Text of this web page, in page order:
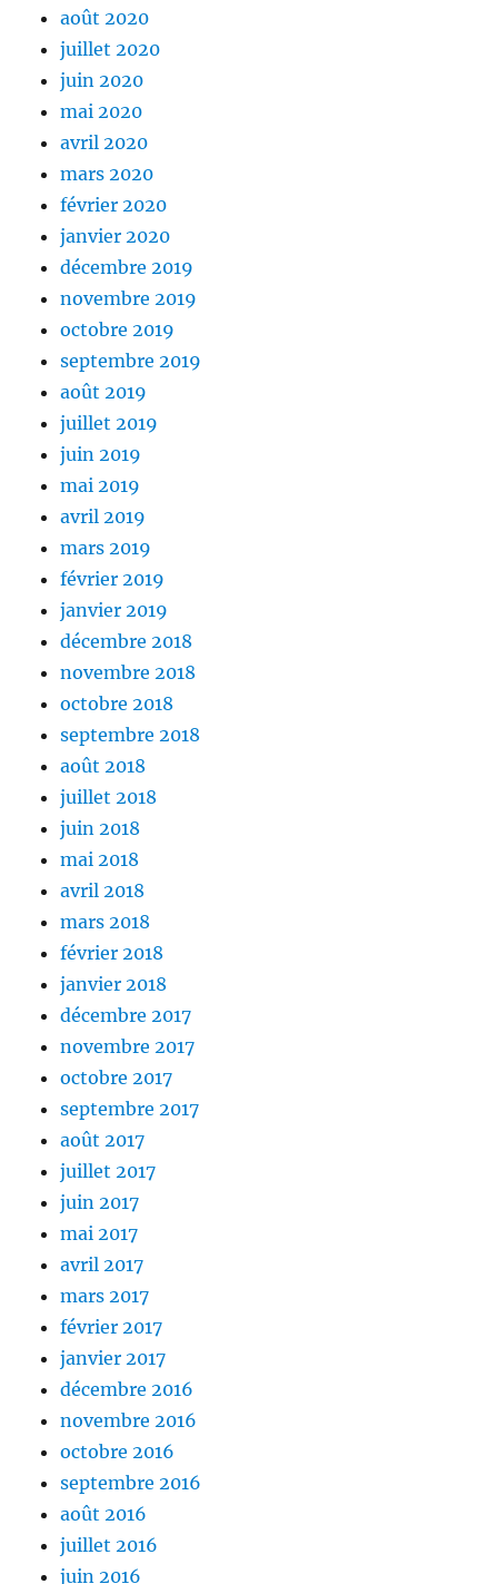
août 2020
juillet 2020
juin 2020
mai 2020
avril 2020
mars 2020
février 2020
janvier 2020
décembre 2019
novembre 2019
octobre 2019
septembre 2019
août 2019
juillet 2019
juin 2019
mai 2019
avril 2019
mars 2019
février 2019
janvier 2019
décembre 2018
novembre 2018
octobre 2018
septembre 2018
août 2018
juillet 2018
juin 2018
mai 2018
avril 2018
mars 2018
février 2018
janvier 2018
décembre 2017
novembre 2017
octobre 2017
septembre 2017
août 2017
juillet 2017
juin 2017
mai 2017
avril 2017
mars 2017
février 2017
janvier 2017
décembre 2016
novembre 2016
octobre 2016
septembre 2016
août 2016
juillet 2016
juin 2016